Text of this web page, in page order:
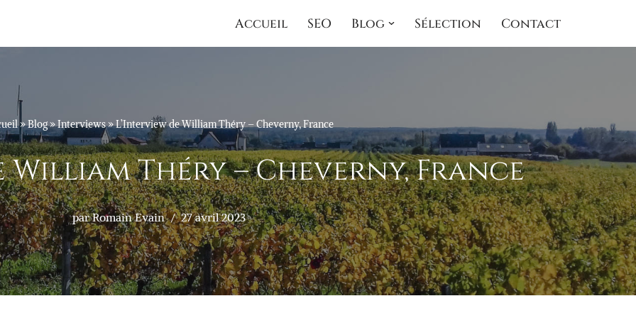
Accueil SEO Blog Sélection Contact
»Blog»Interviews»L’Interview de William Théry – Cheverny, France
William Théry – Cheverny, France
parRomain Evain 27 avril 2023